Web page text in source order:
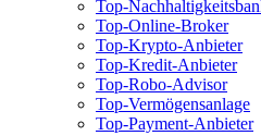
Top-
Top-Online-Broker
Top-Krypto-Anbieter
Top-Kredit-Anbieter
Top-Robo-Advisor
Top-Vermögensanlage
Top-Payment-Anbieter